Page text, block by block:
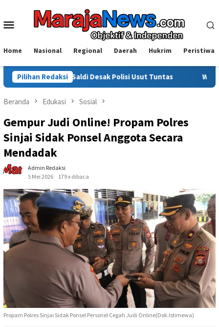
konten
Menu
Home Nasional Regional Daerah Hukrim Peristiwa
Pilihan Redaksi
Saldi Desak Polisi Usut Tuntas Warga Sinjai Tewas
Beranda Edukasi Sosial
Gempur Judi Online! Propam Polres
Sinjai Sidak Ponsel Anggota Secara
Mendadak
Admin Redaksi
5 Mei 2026
179 x dibaca
Propam Polres Sinjai Sidak Ponsel Personel Cegah Judi Online(Dok.Istimewa)